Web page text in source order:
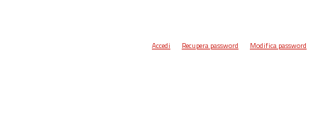
Accedi Recupera password Modifica password